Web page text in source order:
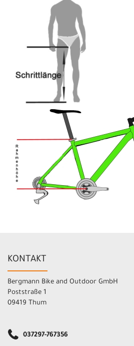
KONTAKT
Bergmann Bike and Outdoor GmbH
Poststraße 1
09419 Thum
037297-767356